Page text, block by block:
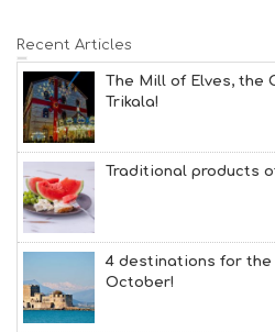
Recent Articles
The Mill of Elves, the
Trikala!
Traditional products
4 destinations for the
October!